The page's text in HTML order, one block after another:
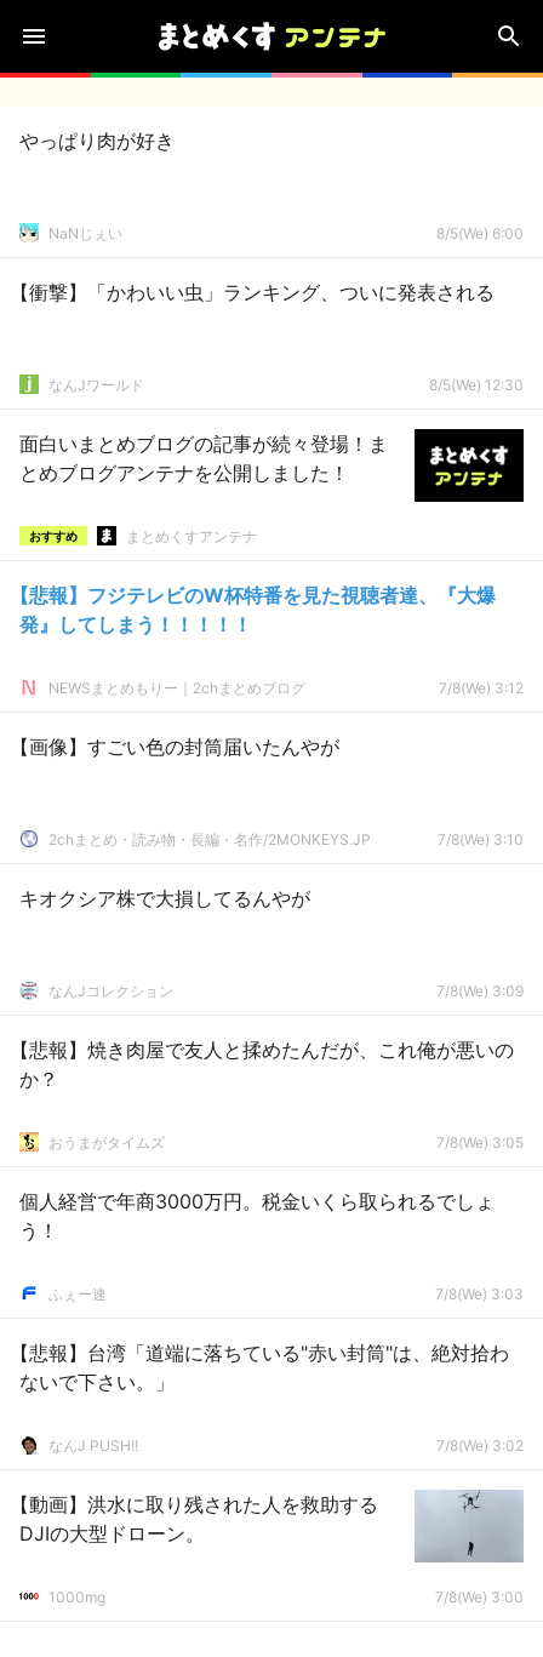
やっぱり肉が好き
NaNじぇい 8/5(We) 6:00
【衝撃】「かわいい虫」ランキング、ついに発表される
なんJワールド 8/5(We) 12:30
面白いまとめブログの記事が続々登場！ま
とめブログアンテナを公開しました！
おすすめ まとめくすアンテナ
【悲報】フジテレビのW杯特番を見た視聴者達、『大爆
発』してしまう！！！！！
NEWSまとめもりー｜2chまとめブログ 7/8(We) 3:12
【画像】すごい色の封筒届いたんやが
2chまとめ・読み物・長編・名作/2MONKEYS.JP 7/8(We) 3:10
キオクシア株で大損してるんやが
なんJコレクション 7/8(We) 3:09
【悲報】焼き肉屋で友人と揉めたんだが、これ俺が悪いの
か？
おうまがタイムズ 7/8(We) 3:05
個人経営で年商3000万円。税金いくら取られるでしょ
う！
ふぇー速 7/8(We) 3:03
【悲報】台湾「道端に落ちている"赤い封筒"は、絶対拾わ
ないで下さい。」
なんJ PUSH!! 7/8(We) 3:02
【動画】洪水に取り残された人を救助する
DJIの大型ドローン。
1000mg 7/8(We) 3:00